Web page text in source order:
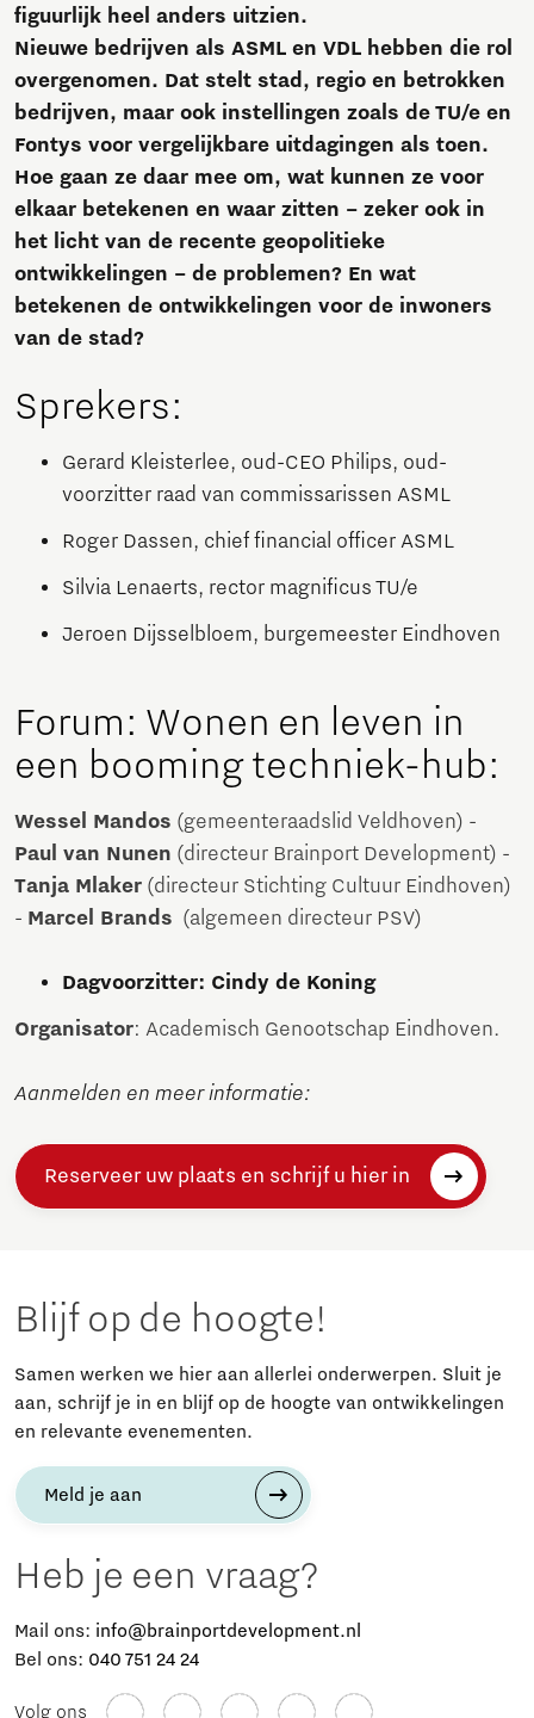
figuurlijk heel anders uitzien.
Nieuwe bedrijven als ASML en VDL hebben die rol
overgenomen. Dat stelt stad, regio en betrokken
bedrijven, maar ook instellingen zoals de TU/e en
Fontys voor vergelijkbare uitdagingen als toen.
Hoe gaan ze daar mee om, wat kunnen ze voor
elkaar betekenen en waar zitten – zeker ook in
het licht van de recente geopolitieke
ontwikkelingen – de problemen? En wat
betekenen de ontwikkelingen voor de inwoners
van de stad?
Sprekers:
Gerard Kleisterlee, oud-CEO Philips, oud-
voorzitter raad van commissarissen ASML
Roger Dassen, chief financial officer ASML
Silvia Lenaerts, rector magnificus TU/e
Jeroen Dijsselbloem, burgemeester Eindhoven
Forum: Wonen en leven in
een booming techniek-hub:
Wessel Mandos (gemeenteraadslid Veldhoven) -
Paul van Nunen (directeur Brainport Development) -
Tanja Mlaker (directeur Stichting Cultuur Eindhoven)
- Marcel Brands (algemeen directeur PSV)
Dagvoorzitter: Cindy de Koning
Organisator: Academisch Genootschap Eindhoven.
Aanmelden en meer informatie:
Reserveer uw plaats en schrijf u hier in
Blijf op de hoogte!
Samen werken we hier aan allerlei onderwerpen. Sluit je
aan, schrijf je in en blijf op de hoogte van ontwikkelingen
en relevante evenementen.
Meld je aan
Heb je een vraag?
Mail ons: info@brainportdevelopment.nl
Bel ons: 040 751 24 24
Volg ons